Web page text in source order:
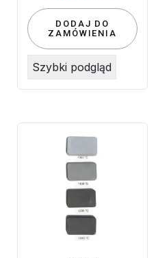
DODAJ DO
ZAMÓWIENIA
Szybki podgląd